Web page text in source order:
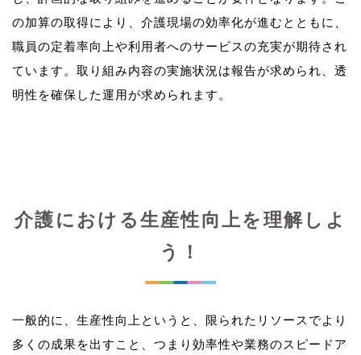
の加算の取得により、介護現場の効率化が進むとともに、
職員の定着率向上や利用者へのサービスの充実が期待され
ています。取り組み内容の実施状況は報告が求められ、透
介護における生産性向上を理解しよ
う！
一般的に、生産性向上というと、限られたリソースでより
多くの成果を出すこと、つまり効率性や業務のスピードア